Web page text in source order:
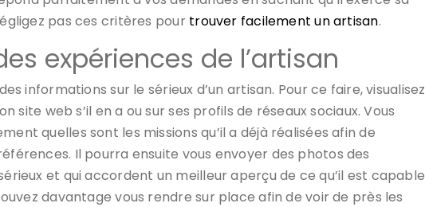
pas ces critères pourtrouver facilement un artisan.
expériences de l’artisan
informations sur le sérieux d’un artisan. Pour ce faire, visualisez
site web s’il en a ou sur ses profils de réseaux sociaux. Vous
quelles sont les missions qu’il a déjà réalisées afin de
Il pourra ensuite vous envoyer des photos des
et qui accordent un meilleur aperçu de ce qu’il est capable
davantage vous rendre sur place afin de voir de près les